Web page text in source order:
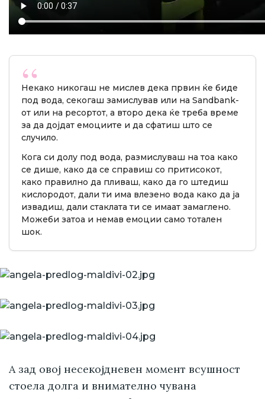
Некако никогаш не мислев дека првин ќе биде
под вода, секогаш замислував или на Sandbank-
от или на ресортот, а второ дека ќе треба време
за да дојдат емоциите и да сфатиш што се
случило.
Кога си долу под вода, размислуваш на тоа како
се дише, како да се справиш со притисокот,
како правилно да пливаш, како да го штедиш
кислородот, дали ти има влезено вода како да ја
извадиш, дали стаклата ти се имаат замаглено.
Можеби затоа и немав емоции само тотален
шок.
А зад овој несекојдневен момент всушност
стоела долга и внимателно чувана